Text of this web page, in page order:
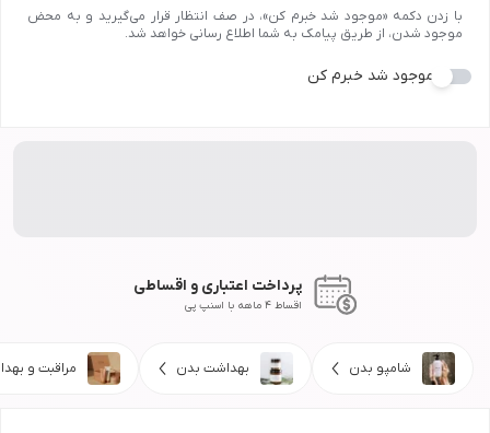
با زدن دکمه «موجود شد خبرم کن»، در صف انتظار قرار می‌گیرید و به محض
موجود شدن، از طریق پیامک به شما اطلاع رسانی خواهد شد.
موجود شد خبرم کن
پرداخت اعتباری و اقساطی
اقساط 4 ماهه با اسنپ پی
شامپو بدن بهداشت بدن مراقبت و